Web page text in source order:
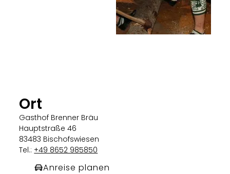
Ort
Gasthof Brenner Bräu
Hauptstraße 46
83483 Bischofswiesen
Tel.:+49 8652 985850
Anreise planen